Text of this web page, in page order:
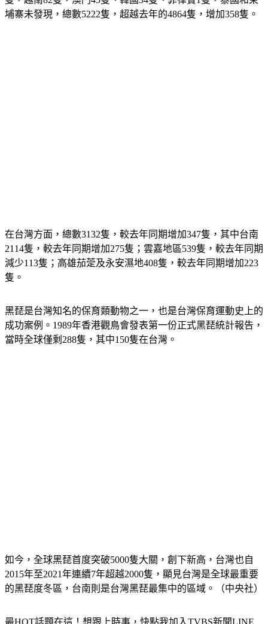
隻，越南82隻，澳門45隻、韓國34隻、菲律賓1隻，泰國和柬
在台灣方面，總數3132隻，較去年同期增加347隻，其中台南
2114隻，較去年同期增加275隻；雲嘉地區539隻，較去年同期
減少113隻；高雄茄萣及永安濕地408隻，較去年同期增加223
黑琵是台灣知名的保育類動物之一，也是台灣保育運動史上的
成功案例。1989年香港觀鳥會發表第一份正式黑琵統計報告，
如今，全球黑琵首度突破5000隻大關，創下新高，台灣也自
2015年至2021年連續7年超越2000隻，顯見台灣是全球最重要